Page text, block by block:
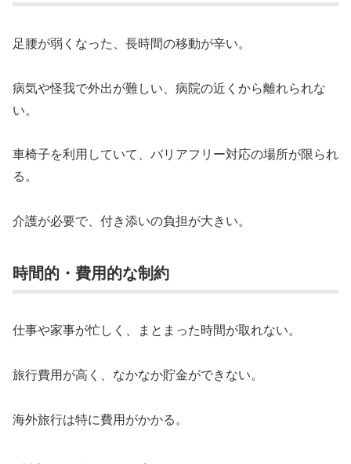
足腰が弱くなった、長時間の移動が辛い。
病気や怪我で外出が難しい、病院の近くから離れられな
い。
車椅子を利用していて、バリアフリー対応の場所が限られ
る。
介護が必要で、付き添いの負担が大きい。
時間的・費用的な制約
仕事や家事が忙しく、まとまった時間が取れない。
旅行費用が高く、なかなか貯金ができない。
海外旅行は特に費用がかかる。